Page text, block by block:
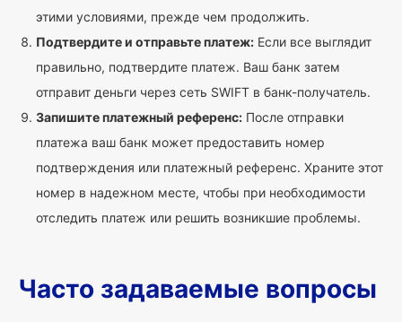
этими условиями, прежде чем продолжить.
Подтвердите и отправьте платеж: Если все выглядит
правильно, подтвердите платеж. Ваш банк затем
отправит деньги через сеть SWIFT в банк-получатель.
Запишите платежный референс: После отправки
платежа ваш банк может предоставить номер
подтверждения или платежный референс. Храните этот
номер в надежном месте, чтобы при необходимости
отследить платеж или решить возникшие проблемы.
Часто задаваемые вопросы